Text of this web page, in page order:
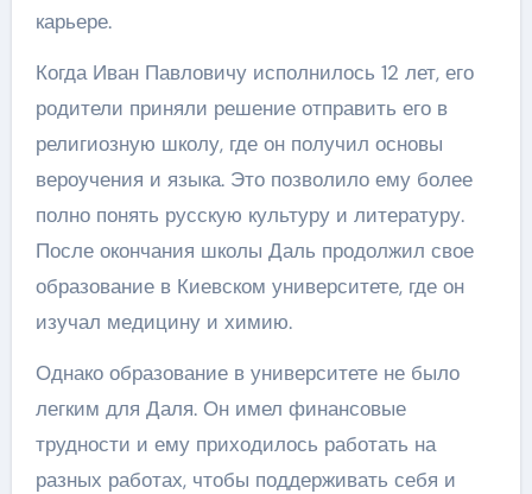
карьере.
Когда Иван Павловичу исполнилось 12 лет, его
родители приняли решение отправить его в
религиозную школу, где он получил основы
вероучения и языка. Это позволило ему более
полно понять русскую культуру и литературу.
После окончания школы Даль продолжил свое
образование в Киевском университете, где он
изучал медицину и химию.
Однако образование в университете не было
легким для Даля. Он имел финансовые
трудности и ему приходилось работать на
разных работах, чтобы поддерживать себя и